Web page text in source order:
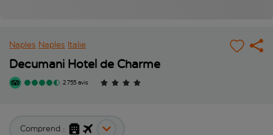
Naples Naples Italie
Decumani Hotel de Charme
2 755 avis
Comprend :